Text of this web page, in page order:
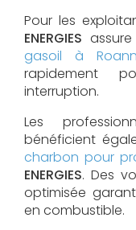
Pour les
ENERGIES
gasoil à
rapidement
interruption.
Les
bénéficient
charbon pour
ENERGIES. Des
optimisée
en combustible.